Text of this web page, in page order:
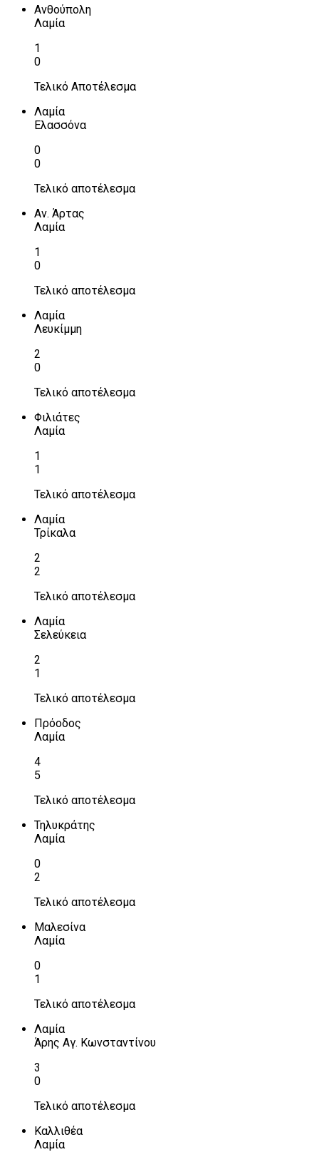
Ανθούπολη
Λαμία
1
0
Τελικό Αποτέλεσμα
Λαμία
Ελασσόνα
0
0
Τελικό αποτέλεσμα
Αν. Άρτας
Λαμία
1
0
Τελικό αποτέλεσμα
Λαμία
Λευκίμμη
2
0
Τελικό αποτέλεσμα
Φιλιάτες
Λαμία
1
1
Τελικό αποτέλεσμα
Λαμία
Τρίκαλα
2
2
Τελικό αποτέλεσμα
Λαμία
Σελεύκεια
2
1
Τελικό αποτέλεσμα
Πρόοδος
Λαμία
4
5
Τελικό αποτέλεσμα
Τηλυκράτης
Λαμία
0
2
Τελικό αποτέλεσμα
Μαλεσίνα
Λαμία
0
1
Τελικό αποτέλεσμα
Λαμία
Άρης Αγ. Κωνσταντίνου
3
0
Τελικό αποτέλεσμα
Καλλιθέα
Λαμία